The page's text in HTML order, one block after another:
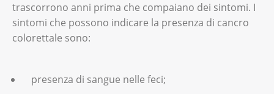
trascorrono anni prima che compaiano dei sintomi. I
sintomi che possono indicare la presenza di cancro
colorettale sono:
presenza di sangue nelle feci;